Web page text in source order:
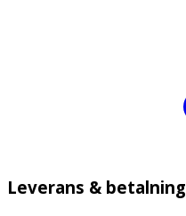
Leverans & betalning